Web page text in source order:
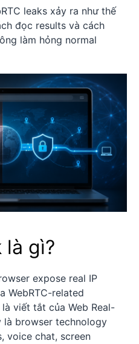
leaks xảy ra như thế
đọc results và cách
làm hỏng normal
là gì?
expose real IP
WebRTC-related
viết tắt của Web Real-
là browser technology
voice chat, screen